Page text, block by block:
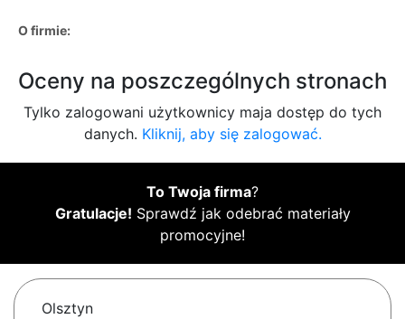
O firmie:
Oceny na poszczególnych stronach
Tylko zalogowani użytkownicy maja dostęp do tych
danych. Kliknij, aby się zalogować.
To Twoja firma?
Gratulacje! Sprawdź jak odebrać materiały
promocyjne!
Olsztyn